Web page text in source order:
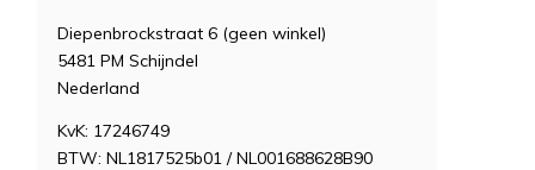
Diepenbrockstraat 6 (geen winkel)
5481 PM Schijndel
Nederland
KvK: 17246749
BTW: NL1817525b01 / NL001688628B90